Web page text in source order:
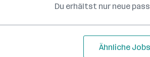
Du erhältst nur neue
Ähnliche